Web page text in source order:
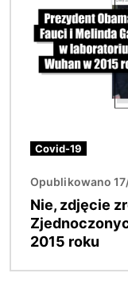
Covid-19
Opublikowano
Nie, zdjęcie
2015 roku